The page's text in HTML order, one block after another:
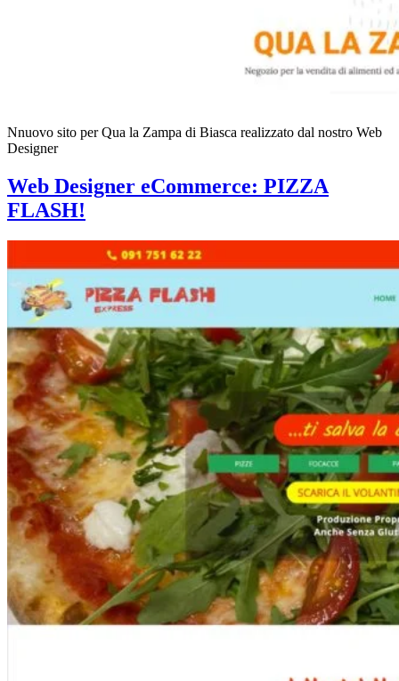
Nnuovo sito per Qua la Zampa di Biasca realizzato dal nostro Web
Designer
Web Designer eCommerce: PIZZA
FLASH!